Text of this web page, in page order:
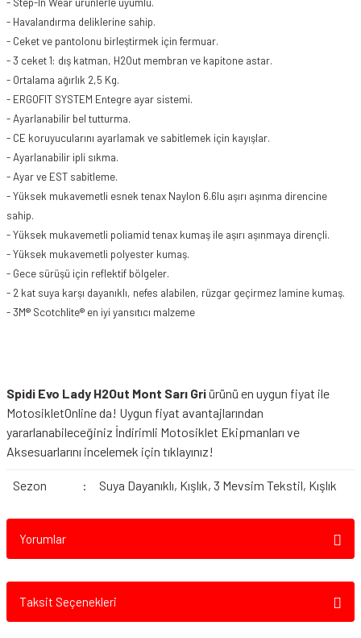
- Havalandırma deliklerine sahip.
- Ceket ve pantolonu birleştirmek için fermuar.
- 3 ceket 1: dış katman, H2Out membran ve kapitone astar.
- Ortalama ağırlık 2,5 Kg.
- ERGOFIT SYSTEM Entegre ayar sistemi.
- Ayarlanabilir bel tutturma.
- CE koruyucularını ayarlamak ve sabitlemek için kayışlar.
- Ayarlanabilir ipli sıkma.
- Ayar ve EST sabitleme.
- Yüksek mukavemetli esnek tenax Naylon 6.6lu aşırı aşınma direncine
sahip.
- Yüksek mukavemetli poliamid tenax kumaş ile aşırı aşınmaya dirençli.
- Yüksek mukavemetli polyester kumaş.
- Gece sürüşü için reflektif bölgeler.
- 2 kat suya karşı dayanıklı, nefes alabilen, rüzgar geçirmez lamine kumaş.
- 3M® Scotchlite® en iyi yansıtıcı malzeme
Spidi Evo Lady H2Out Mont Sarı Griürünü en uygun fiyat ile
MotosikletOnline da! Uygun fiyat avantajlarından
yararlanabileceğiniz İndirimli Motosiklet Ekipmanları ve
Aksesuarlarını incelemek için tıklayınız!
Sezon : Suya Dayanıklı, Kışlık, 3 Mevsim Tekstil, Kışlık
Yorumlar
Bu ürüne ilk yorumu siz yapın!
Taksit Seçenekleri